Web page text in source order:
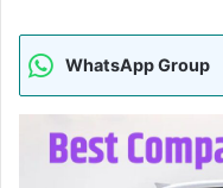
WhatsApp Group